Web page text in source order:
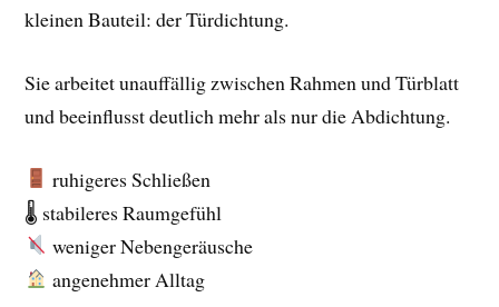
kleinen Bauteil: der Türdichtung.
Sie arbeitet unauffällig zwischen Rahmen und Türblatt
und beeinflusst deutlich mehr als nur die Abdichtung.
ruhigeres Schließen
🌡 stabileres Raumgefühl
weniger Nebengeräusche
angenehmer Alltag